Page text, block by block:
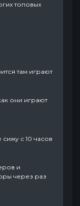
топовых
там играют
они играют
с 10 часов
и
через раз